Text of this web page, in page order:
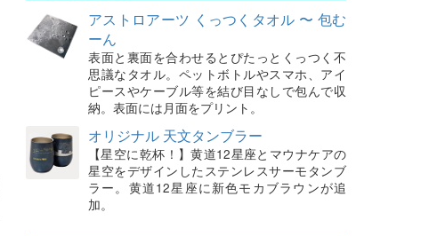
アストロアーツ くっつくタオル 〜 包む
ーん
表面と裏面を合わせるとぴたっとくっつく不
思議なタオル。ペットボトルやスマホ、アイ
ピースやケーブル等を結び目なしで包んで収
納。表面には月面をプリント。
オリジナル 天文タンブラー
【星空に乾杯！】黄道12星座とマウナケアの
星空をデザインしたステンレスサーモタンブ
ラー。黄道12星座に新色モカブラウンが追
加。